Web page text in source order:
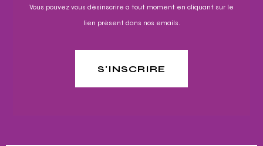
Vous pouvez vous désinscrire à tout moment en cliquant sur le
lien présent dans nos emails.
S'INSCRIRE